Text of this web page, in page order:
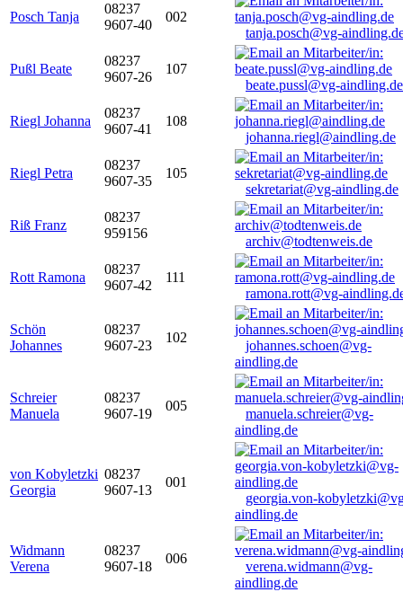
Posch Tanja
08237
9607-40
002
tanja.posch@vg-
Pußl Beate
08237
9607-26
107
beate.pussl@vg-aindling.de
Riegl Johanna
08237
9607-41
108
johanna.riegl@aindling.de
Riegl Petra
08237
9607-35
105
sekretariat@vg-aindling.de
Riß Franz
08237
959156
archiv@todtenweis.de
Rott Ramona
08237
9607-42
111
ramona.rott@vg-
Schön
Johannes
08237
9607-23
102
johannes.schoen@vg-
aindling.de
Schreier
Manuela
08237
9607-19
005
manuela.schreier@vg-
aindling.de
von Kobyletzki
Georgia
08237
9607-13
001
georgia.von-
aindling.de
Widmann
Verena
08237
9607-18
006
verena.widmann@vg-
aindling.de